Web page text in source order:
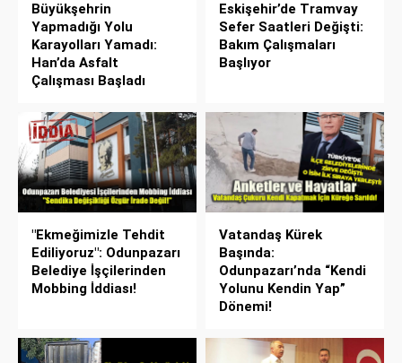
Büyükşehrin
Yapmadığı Yolu
Karayolları Yamadı:
Han’da Asfalt
Çalışması Başladı
Eskişehir’de Tramvay
Sefer Saatleri Değişti:
Bakım Çalışmaları
Başlıyor
"Ekmeğimizle Tehdit
Ediliyoruz": Odunpazarı
Belediye İşçilerinden
Mobbing İddiası!
Vatandaş Kürek
Başında:
Odunpazarı’nda “Kendi
Yolunu Kendin Yap”
Dönemi!